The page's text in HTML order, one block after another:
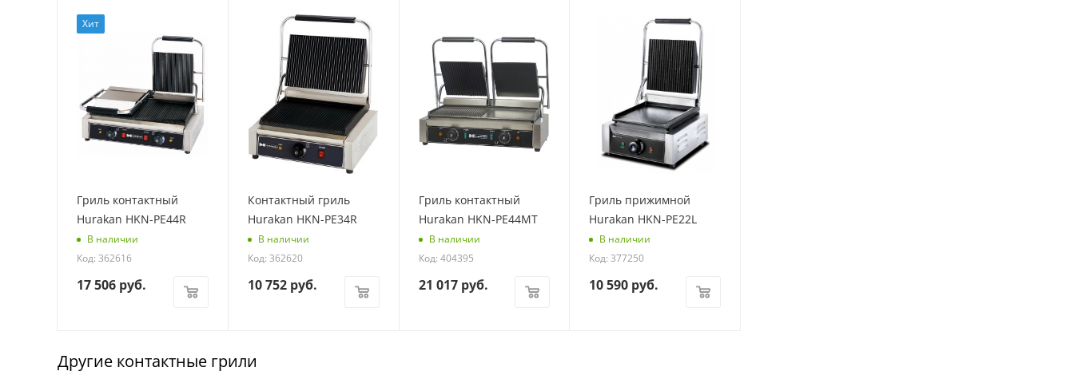
Хит
Гриль контактный
Hurakan HKN-PE44R
В наличии
Код: 362616
17 506 руб.
Контактный гриль
Hurakan HKN-PE34R
В наличии
Код: 362620
10 752руб.
Гриль контактный
Hurakan HKN-PE44MT
В наличии
Код: 404395
21 017руб.
Гриль прижимной
Hurakan HKN-PE22L
В наличии
Код: 377250
10 590 руб.
Другие контактные грили